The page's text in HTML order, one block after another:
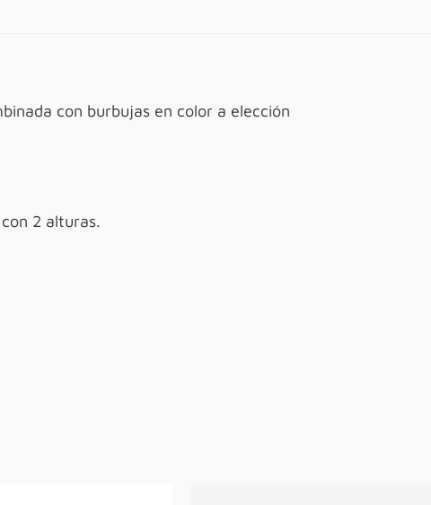
con burbujas en color a elección
2 alturas.